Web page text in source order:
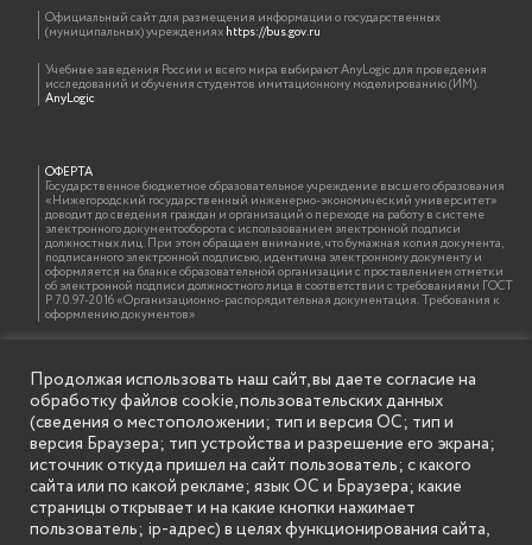
Официальный сайт для размещения информации о государственных
(муниципальных) учрежденияхhttps://bus.gov.ru
Учебные заведения России и всего мира выбирают AnyLogic для проведения
исследований и обучения студентов имитационному моделированию (ИМ).
AnyLogic
ОФЕРТА
Государственное бюджетное образовательное учреждение высшего образования
«Нижегородский государственный инженерно-экономический университет»
доводит до сведения граждан и организаций о переходе на работу в системе
электронного документооборота с использованием электронной подписи
должностных лиц. При этом обращаем внимание, что бумажная копия документа,
подписанного электронной подписью, идентична электронному документу и
оформляется на бланке образовательной организации с проставлением отметки
об электронной подписи должностного лица в соответствии с требованиями ГОСТ
Р 7.0.97-2016 «Организационно-распорядительная документация. Требования к
оформлению документов»
ИНФОРМАЦИЯ ДЛЯ ПРАВООБЛАДАТЕЛЕЙ
Все права на аудио и видео материалы, представленные на нашем сайте
принадлежат их законным владельцам и предназначены только для ознакомления.
Наличие материалов на сайте никаким образом не претендует на обозначение
нашего авторского права на данные материалы. Авторы не несут ответственности
за возможные последствия использования их в целях, запрещенных Уголовным
Кодексом Российской Федерации. Если вы соглашаетесь с указанными
условиями, то можете приступить к просмотру материалов. Иначе вы должны
немедленно покинуть сайт. Все материалы, размещенные на сайте, взяты с
открытых (общедоступных) источников. Если Вы являетесь правообладателем
какого-либо материала, размещённого на этом сайте, и не хотели бы чтобы данная
Продолжая использовать наш сайт, вы даете согласие на
обработку файлов cookie, пользовательских данных
(сведения о местоположении; тип и версия ОС; тип и
версия Браузера; тип устройства и разрешение его экрана;
источник откуда пришел на сайт пользователь; с какого
сайта или по какой рекламе; язык ОС и Браузера; какие
страницы открывает и на какие кнопки нажимает
пользователь; ip-адрес) в целях функционирования сайта,